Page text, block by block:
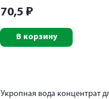
70,5 ₽
В корзину
Укропная вода концентрат